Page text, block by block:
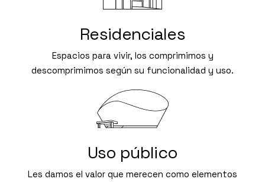
Residenciales
Espacios para vivir, los comprimimos y
descomprimimos según su funcionalidad y uso.
Uso público
Les damos el valor que merecen como elementos